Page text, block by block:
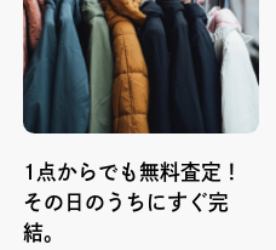
1点からでも無料査定！
その日のうちにすぐ完
結。